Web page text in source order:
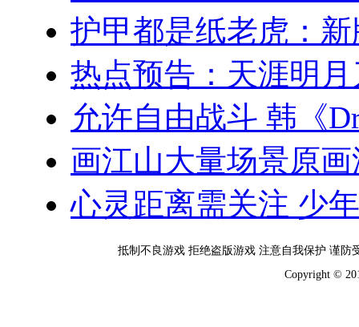
护甲都是纸老虎：
热点预告：天涯明
允许自由战斗 韩《
画江山大量场景原
心灵距离需关注 少
抵制不良游戏 拒绝盗版游戏 注意自我保护 谨
Copyright ©